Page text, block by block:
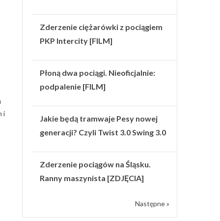
i
Zderzenie ciężarówki z pociągiem
PKP Intercity [FILM]
Płoną dwa pociągi. Nieoficjalnie:
podpalenie [FILM]
Jakie będą tramwaje Pesy nowej
generacji? Czyli Twist 3.0 Swing 3.0
Zderzenie pociągów na Śląsku.
Ranny maszynista [ZDJĘCIA]
Następne »